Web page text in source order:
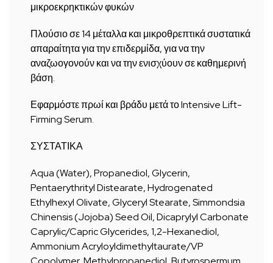
μικροεκρηκτικών φυκών
Πλούσιο σε 14 μέταλλα και μικροθρεπτικά συστατικά
απαραίτητα για την επιδερμίδα, για να την
αναζωογονούν και να την ενισχύουν σε καθημερινή
βάση.
Εφαρμόστε πρωί και βράδυ μετά το Intensive Lift-
Firming Serum.
ΣΥΣΤΑΤΙΚΑ
Aqua (Water), Propanediol, Glycerin,
Pentaerythrityl Distearate, Hydrogenated
Ethylhexyl Olivate, Glyceryl Stearate, Simmondsia
Chinensis (Jojoba) Seed Oil, Dicaprylyl Carbonate
Caprylic/Capric Glycerides, 1,2-Hexanediol,
Ammonium Acryloyldimethyltaurate/VP